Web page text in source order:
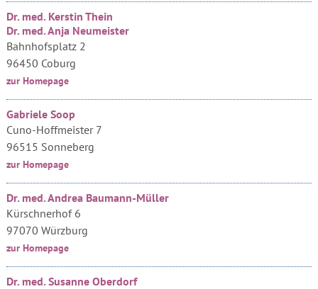
Dr. med. Kerstin Thein
Dr. med. Anja Neumeister
Bahnhofsplatz 2
96450 Coburg
zur Homepage
Gabriele Soop
Cuno-Hoffmeister 7
96515 Sonneberg
zur Homepage
Dr. med. Andrea Baumann-Müller
Kürschnerhof 6
97070 Würzburg
zur Homepage
Dr. med. Susanne Oberdorf